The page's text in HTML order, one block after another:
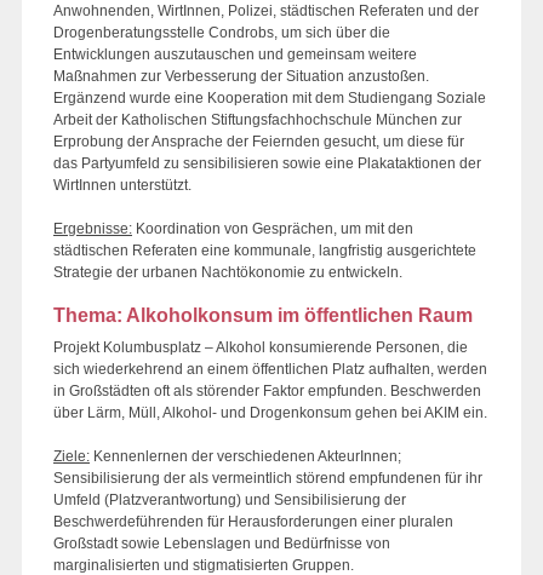
Anwohnenden, WirtInnen, Polizei, städtischen Referaten und der
Drogenberatungsstelle Condrobs, um sich über die
Entwicklungen auszutauschen und gemeinsam weitere
Maßnahmen zur Verbesserung der Situation anzustoßen.
Ergänzend wurde eine Kooperation mit dem Studiengang Soziale
Arbeit der Katholischen Stiftungsfachhochschule München zur
Erprobung der Ansprache der Feiernden gesucht, um diese für
das Partyumfeld zu sensibilisieren sowie eine Plakataktionen der
WirtInnen unterstützt.
Ergebnisse: Koordination von Gesprächen, um mit den
städtischen Referaten eine kommunale, langfristig ausgerichtete
Strategie der urbanen Nachtökonomie zu entwickeln.
Thema: Alkoholkonsum im öffentlichen Raum
Projekt Kolumbusplatz – Alkohol konsumierende Personen, die
sich wiederkehrend an einem öffentlichen Platz aufhalten, werden
in Großstädten oft als störender Faktor empfunden. Beschwerden
über Lärm, Müll, Alkohol- und Drogenkonsum gehen bei AKIM ein.
Ziele: Kennenlernen der verschiedenen AkteurInnen;
Sensibilisierung der als vermeintlich störend empfundenen für ihr
Umfeld (Platzverantwortung) und Sensibilisierung der
Beschwerdeführenden für Herausforderungen einer pluralen
Großstadt sowie Lebenslagen und Bedürfnisse von
marginalisierten und stigmatisierten Gruppen.